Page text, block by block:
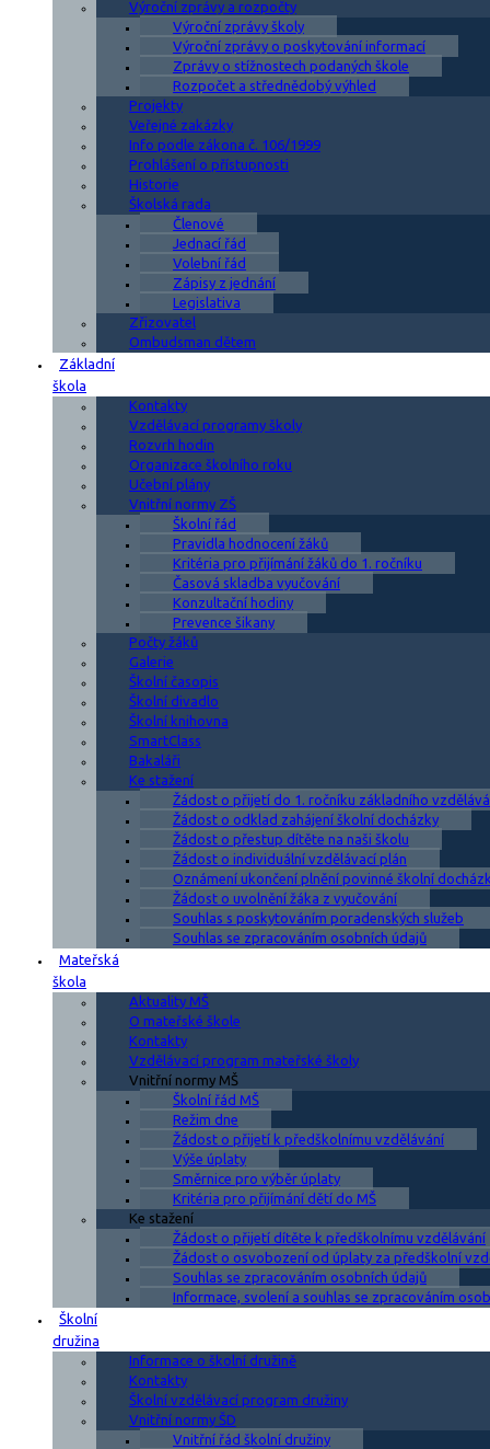
Výroční zprávy a rozpočty
Výroční zprávy školy
Výroční zprávy o poskytování informací
Zprávy o stížnostech podaných škole
Rozpočet a střednědobý výhled
Projekty
Veřejné zakázky
Info podle zákona č. 106/1999
Prohlášení o přístupnosti
Historie
Školská rada
Členové
Jednací řád
Volební řád
Zápisy z jednání
Legislativa
Zřizovatel
Ombudsman dětem
Základní
škola
Kontakty
Vzdělávací programy školy
Rozvrh hodin
Organizace školního roku
Učební plány
Vnitřní normy ZŠ
Školní řád
Pravidla hodnocení žáků
Kritéria pro přijímání žáků do 1. ročníku
Časová skladba vyučování
Konzultační hodiny
Prevence šikany
Počty žáků
Galerie
Školní časopis
Školní divadlo
Školní knihovna
SmartClass
Bakaláři
Ke stažení
Žádost o přijetí do 1. ročníku základního
Žádost o odklad zahájení školní docházky
Žádost o přestup dítěte na naši školu
Žádost o individuální vzdělávací plán
Oznámení ukončení plnění povinné školní
Žádost o uvolnění žáka z vyučování
Souhlas s poskytováním poradenských služeb
Souhlas se zpracováním osobních údajů
Mateřská
škola
Aktuality MŠ
O mateřské škole
Kontakty
Vzdělávací program mateřské školy
Vnitřní normy MŠ
Školní řád MŠ
Režim dne
Žádost o přijetí k předškolnímu vzdělávání
Výše úplaty
Směrnice pro výběr úplaty
Kritéria pro přijímání dětí do MŠ
Ke stažení
Žádost o přijetí dítěte k předškolnímu vzdělávání
Žádost o osvobození od úplaty za předškolní
Souhlas se zpracováním osobních údajů
Informace, svolení a souhlas se zpracováním
Školní
družina
Informace o školní družině
Kontakty
Školní vzdělávací program družiny
Vnitřní normy ŠD
Vnitřní řád školní družiny